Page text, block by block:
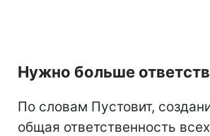
Нужно больше
По словам Пустовит,
общая ответственность